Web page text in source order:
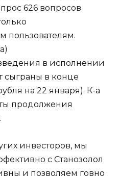
626 вопросов
пользователям.
в исполнении
сыграны в конце
на 22 января). К-а
продолжения
инвесторов, мы
с Станозолол
и позволяем говно